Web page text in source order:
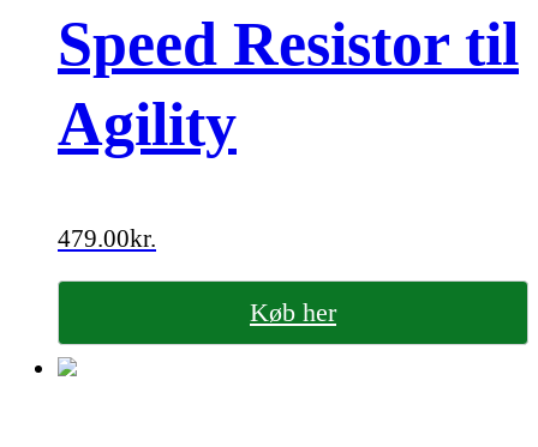
Speed Resistor til
Agility
479.00kr.
Køb her